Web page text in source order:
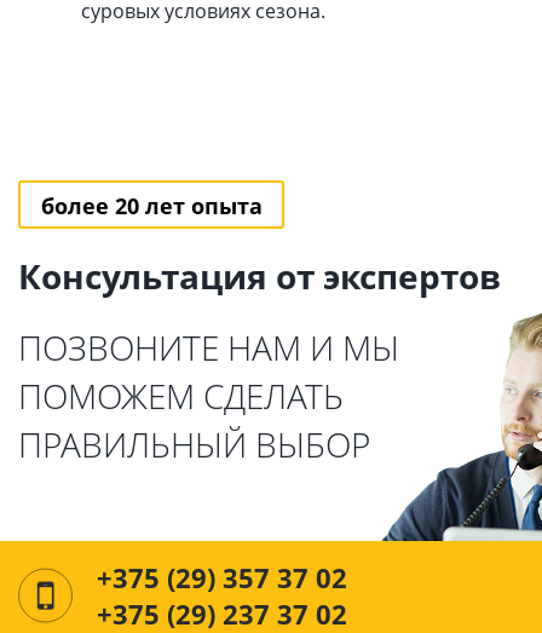
суровых условиях сезона.
более 20 лет опыта
Консультация от экспертов
ПОЗВОНИТЕ НАМ И МЫ
ПОМОЖЕМ СДЕЛАТЬ
ПРАВИЛЬНЫЙ ВЫБОР
+375 (29) 357 37 02
+375 (29) 237 37 02